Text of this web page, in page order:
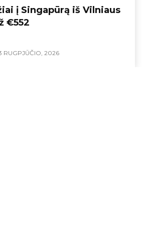
į Singapūrą iš Vilniaus
€552
RUGPJŪČIO, 2026